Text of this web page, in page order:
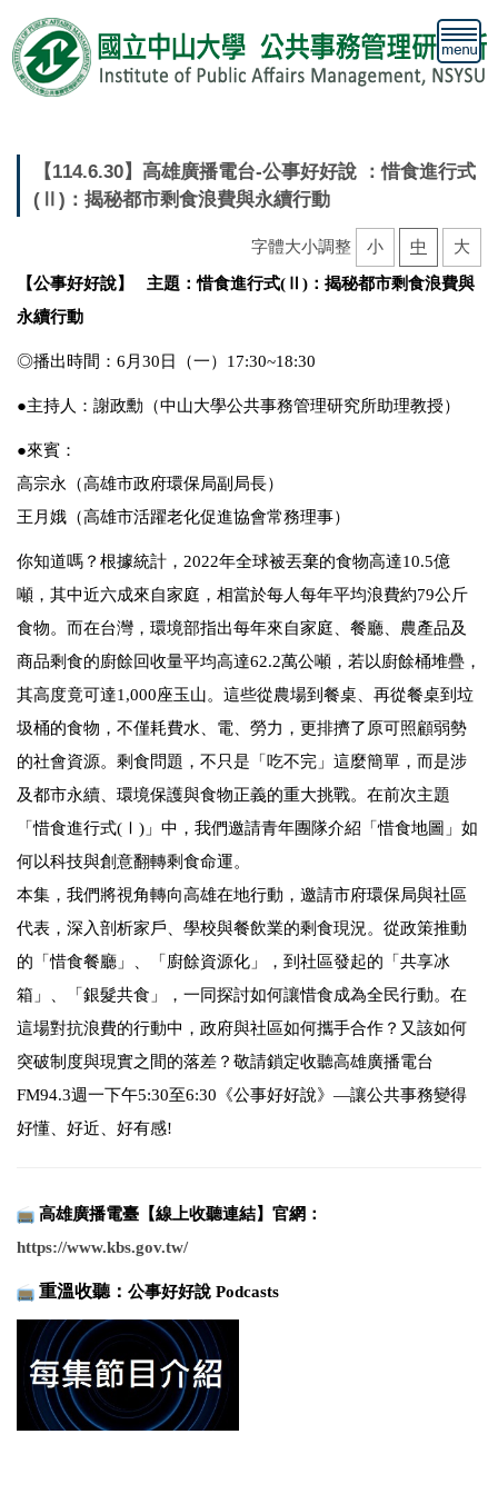
到
主
要
【114.6.30】高雄廣播電台-公事好好說 ：惜食進行式
(Ⅱ)：揭秘都市剩食浪費與永續行動
字體大小調整 小 中 大
【公事好好說】 主題：惜食進行式(Ⅱ)：揭秘都市剩食浪費與
永續行動
◎播出時間：6月30日（一）17:30~18:30
●主持人：謝政勳（中山大學公共事務管理研究所助理教授）
●來賓：
高宗永（高雄市政府環保局副局長）
王月娥（高雄市活躍老化促進協會常務理事）
你知道嗎？根據統計，2022年全球被丟棄的食物高達10.5億
噸，其中近六成來自家庭，相當於每人每年平均浪費約79公斤
食物。而在台灣，環境部指出每年來自家庭、餐廳、農產品及
商品剩食的廚餘回收量平均高達62.2萬公噸，若以廚餘桶堆疊，
其高度竟可達1,000座玉山。這些從農場到餐桌、再從餐桌到垃
圾桶的食物，不僅耗費水、電、勞力，更排擠了原可照顧弱勢
的社會資源。剩食問題，不只是「吃不完」這麼簡單，而是涉
及都市永續、環境保護與食物正義的重大挑戰。在前次主題
「惜食進行式(Ⅰ)」中，我們邀請青年團隊介紹「惜食地圖」如
何以科技與創意翻轉剩食命運。
本集，我們將視角轉向高雄在地行動，邀請市府環保局與社區
代表，深入剖析家戶、學校與餐飲業的剩食現況。從政策推動
的「惜食餐廳」、「廚餘資源化」，到社區發起的「共享冰
箱」、「銀髮共食」，一同探討如何讓惜食成為全民行動。在
這場對抗浪費的行動中，政府與社區如何攜手合作？又該如何
突破制度與現實之間的落差？敬請鎖定收聽高雄廣播電台
FM94.3週一下午5:30至6:30《公事好好說》—讓公共事務變得
好懂、好近、好有感!
高雄廣播電臺【線上收聽連結】 官網 ：
https://www.kbs.gov.tw/
重溫收聽： 公事好好說 Podcasts